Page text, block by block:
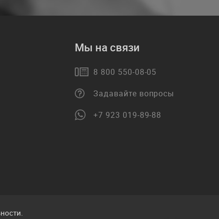
Мы на связи
8 800 550-08-05
Задавайте вопросы
+7 923 019-89-88